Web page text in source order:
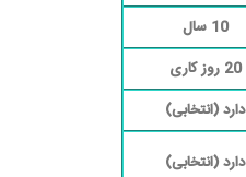
10 سال
20 روز کاری
دارد (انتخابی)
دارد (انتخابی)